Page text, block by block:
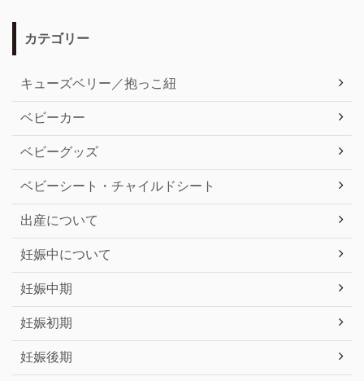
カテゴリー
キューズベリー／抱っこ紐
ベビーカー
ベビーグッズ
ベビーシート・チャイルドシート
出産について
妊娠中について
妊娠中期
妊娠初期
妊娠後期